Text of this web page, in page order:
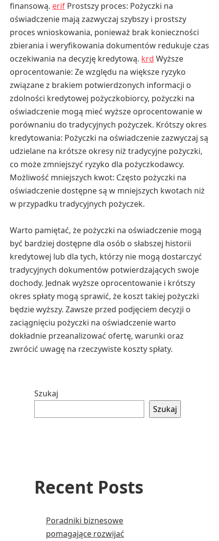
finansową. erif Prostszy proces: Pożyczki na
oświadczenie mają zazwyczaj szybszy i prostszy
proces wnioskowania, ponieważ brak konieczności
zbierania i weryfikowania dokumentów redukuje czas
oczekiwania na decyzję kredytową. krd Wyższe
oprocentowanie: Ze względu na większe ryzyko
związane z brakiem potwierdzonych informacji o
zdolności kredytowej pożyczkobiorcy, pożyczki na
oświadczenie mogą mieć wyższe oprocentowanie w
porównaniu do tradycyjnych pożyczek. Krótszy okres
kredytowania: Pożyczki na oświadczenie zazwyczaj są
udzielane na krótsze okresy niż tradycyjne pożyczki,
co może zmniejszyć ryzyko dla pożyczkodawcy.
Możliwość mniejszych kwot: Często pożyczki na
oświadczenie dostępne są w mniejszych kwotach niż
w przypadku tradycyjnych pożyczek.
Warto pamiętać, że pożyczki na oświadczenie mogą
być bardziej dostępne dla osób o słabszej historii
kredytowej lub dla tych, którzy nie mogą dostarczyć
tradycyjnych dokumentów potwierdzających swoje
dochody. Jednak wyższe oprocentowanie i krótszy
okres spłaty mogą sprawić, że koszt takiej pożyczki
będzie wyższy. Zawsze przed podjęciem decyzji o
zaciągnięciu pożyczki na oświadczenie warto
dokładnie przeanalizować ofertę, warunki oraz
zwrócić uwagę na rzeczywiste koszty spłaty.
Przejdź
stopki
Szukaj
Szukaj
Recent Posts
Poradniki biznesowe
pomagające rozwijać